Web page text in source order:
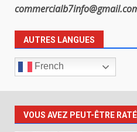
AUTRES LANGUES
French
VOUS AVEZ PEUT-ÊTRE RATÉ